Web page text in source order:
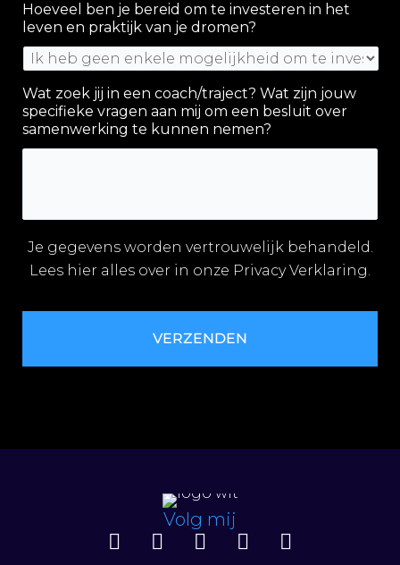
Hoeveel ben je bereid om te investeren in het
leven en praktijk van je dromen?
Wat zoek jij in een coach/traject? Wat zijn jouw
specifieke vragen aan mij om een besluit over
samenwerking te kunnen nemen?
Je gegevens worden vertrouwelijk behandeld.
Lees hier alles over in onze Privacy Verklaring.
Volg mij